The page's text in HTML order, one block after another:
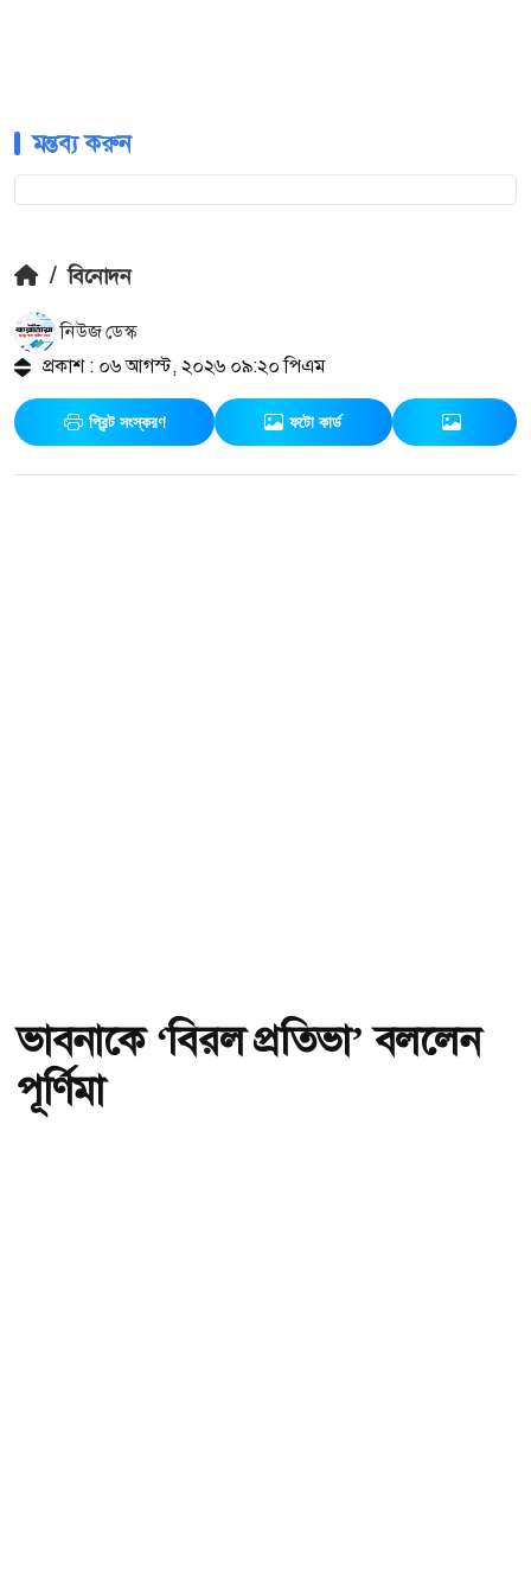
মন্তব্য করুন
/ বিনোদন
নিউজ ডেস্ক
প্রকাশ : ০৬ আগস্ট, ২০২৬ ০৯:২০ পিএম
প্রিন্ট সংস্করণ ফটো কার্ড
ভাবনাকে ‘বিরল প্রতিভা’ বললেন
পূর্ণিমা